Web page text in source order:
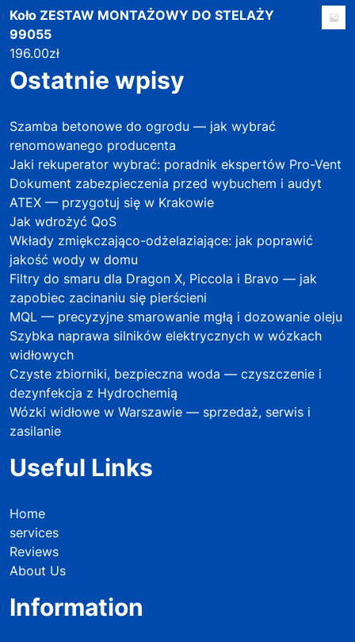
Koło ZESTAW MONTAŻOWY DO STELAŻY
99055
196.00zł
Ostatnie wpisy
Szamba betonowe do ogrodu — jak wybrać
renomowanego producenta
Jaki rekuperator wybrać: poradnik ekspertów Pro-Vent
Dokument zabezpieczenia przed wybuchem i audyt
ATEX — przygotuj się w Krakowie
Jak wdrożyć QoS
Wkłady zmiękczająco-odżelaziające: jak poprawić
jakość wody w domu
Filtry do smaru dla Dragon X, Piccola i Bravo — jak
zapobiec zacinaniu się pierścieni
MQL — precyzyjne smarowanie mgłą i dozowanie oleju
Szybka naprawa silników elektrycznych w wózkach
widłowych
Czyste zbiorniki, bezpieczna woda — czyszczenie i
dezynfekcja z Hydrochemią
Wózki widłowe w Warszawie — sprzedaż, serwis i
zasilanie
Useful Links
Home
services
Reviews
About Us
Information